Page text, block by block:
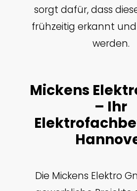
sorgt dafür, dass
frühzeitig erkannt
werden.
Mickens
– Ihr
Die Mickens Elektro